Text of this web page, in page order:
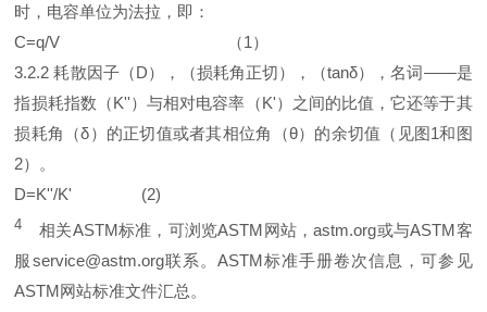
时，电容单位为法拉，即：
C=q/V （1）
3.2.2 耗散因子（D），（损耗角正切），（tanδ），名词——是
指损耗指数（K''）与相对电容率（K'）之间的比值，它还等于其
损耗角（δ）的正切值或者其相位角（θ）的余切值（见图1和图
2）。
D=K''/K' (2)
4
相关ASTM标准，可浏览ASTM网站，astm.org或与ASTM客
服service@astm.org联系。ASTM标准手册卷次信息，可参见
ASTM网站标准文件汇总。